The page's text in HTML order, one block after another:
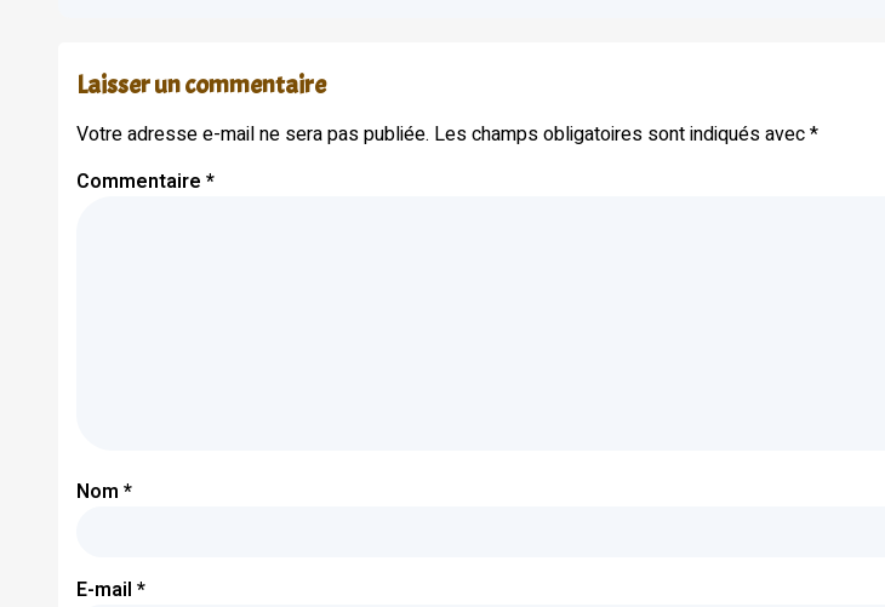
Laisser un commentaire
Votre adresse e-mail ne sera pas publiée. Les champs obligatoires sont indiqués avec*
Commentaire *
Nom *
E-mail *